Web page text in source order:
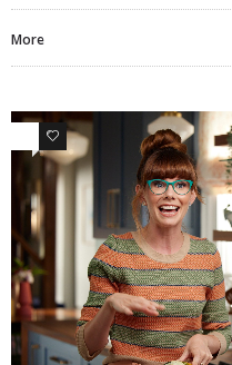
More
0